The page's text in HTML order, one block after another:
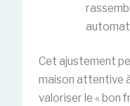
Cet ajustement
maison attentive
valoriser le « bon